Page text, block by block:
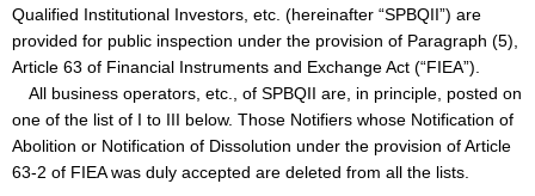
Qualified Institutional Investors, etc. (hereinafter “SPBQII”) are
provided for public inspection under the provision of Paragraph (5),
Article 63 of Financial Instruments and Exchange Act (“FIEA”).
All business operators, etc., of SPBQII are, in principle, posted on
one of the list of I to III below. Those Notifiers whose Notification of
Abolition or Notification of Dissolution under the provision of Article
63-2 of FIEA was duly accepted are deleted from all the lists.